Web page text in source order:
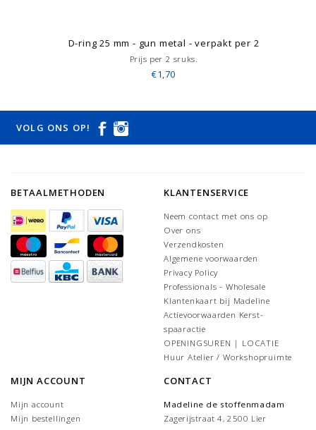
D-ring 25 mm - gun metal - verpakt per 2
Prijs per 2 sruks.
€1,70
VOLG ONS OP!
BETAALMETHODEN KLANTENSERVICE
Neem contact met ons op
Over ons
Verzendkosten
Algemene voorwaarden
Privacy Policy
Professionals - Wholesale
Klantenkaart bij Madeline
Actievoorwaarden Kerst-
spaaractie
OPENINGSUREN | LOCATIE
Huur Atelier / Workshopruimte
MIJN ACCOUNT
Mijn account
Mijn bestellingen
CONTACT
Madeline de stoffenmadam
Zagerijstraat 4, 2500 Lier